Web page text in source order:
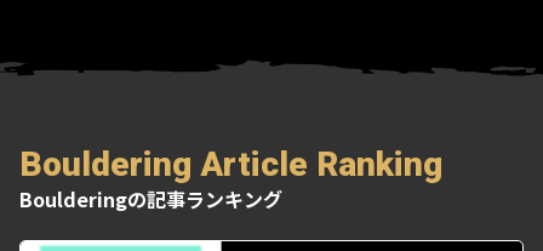
Bouldering Article Ranking
Boulderingの記事ランキング